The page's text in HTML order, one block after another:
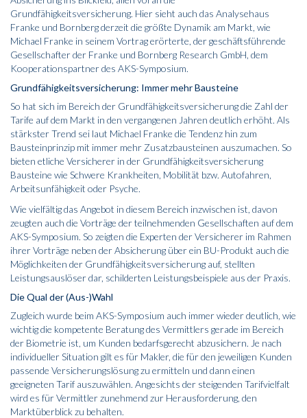
Grundfähigkeitsversicherung. Hier sieht auch das Analysehaus
Franke und Bornberg derzeit die größte Dynamik am Markt, wie
Michael Franke in seinem Vortrag erörterte, der geschäftsführende
Gesellschafter der Franke und Bornberg Research GmbH, dem
Kooperationspartner des AKS-Symposium.
Grundfähigkeitsversicherung: Immer mehr Bausteine
So hat sich im Bereich der Grundfähigkeitsversicherung die Zahl der
Tarife auf dem Markt in den vergangenen Jahren deutlich erhöht. Als
stärkster Trend sei laut Michael Franke die Tendenz hin zum
Bausteinprinzip mit immer mehr Zusatzbausteinen auszumachen. So
bieten etliche Versicherer in der Grundfähigkeitsversicherung
Bausteine wie Schwere Krankheiten, Mobilität bzw. Autofahren,
Arbeitsunfähigkeit oder Psyche.
Wie vielfältig das Angebot in diesem Bereich inzwischen ist, davon
zeugten auch die Vorträge der teilnehmenden Gesellschaften auf dem
AKS-Symposium. So zeigten die Experten der Versicherer im Rahmen
ihrer Vorträge neben der Absicherung über ein BU-Produkt auch die
Möglichkeiten der Grundfähigkeitsversicherung auf, stellten
Leistungsauslöser dar, schilderten Leistungsbeispiele aus der Praxis.
Die Qual der (Aus-)Wahl
Zugleich wurde beim AKS-Symposium auch immer wieder deutlich, wie
wichtig die kompetente Beratung des Vermittlers gerade im Bereich
der Biometrie ist, um Kunden bedarfsgerecht abzusichern. Je nach
individueller Situation gilt es für Makler, die für den jeweiligen Kunden
passende Versicherungslösung zu ermitteln und dann einen
geeigneten Tarif auszuwählen. Angesichts der steigenden Tarifvielfalt
wird es für Vermittler zunehmend zur Herausforderung, den
Marktüberblick zu behalten.